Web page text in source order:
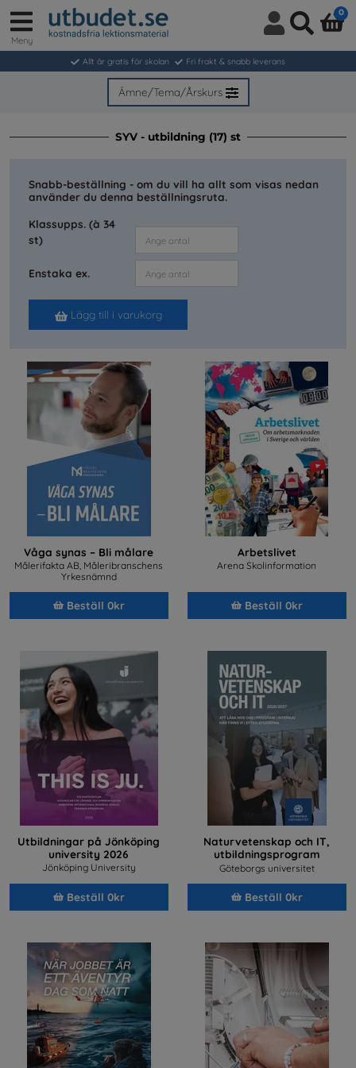
in
/
Meny
0
Allt är gratis för skolan Fri frakt & snabb leverans
Ämne/Tema/Årskurs
SYV - utbildning (17) st
Snabb-beställning - om du vill ha allt som visas nedan
använder du denna beställningsruta.
Klassupps. (à 34
st)
Enstaka ex.
Lägg till i varukorg
Våga synas – Bli målare
Målerifakta AB, Måleribranschens
Yrkesnämnd
Beställ 0kr
Arbetslivet
Arena Skolinformation
Beställ 0kr
Utbildningar på Jönköping
university 2026
Jönköping University
Beställ 0kr
Naturvetenskap och IT,
utbildningsprogram
2026/2027
Göteborgs universitet
Beställ 0kr